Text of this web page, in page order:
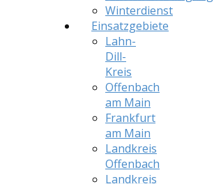
Winterdienst
Einsatzgebiete
Lahn-
Dill-
Kreis
Offenbach
am Main
Frankfurt
am Main
Landkreis
Offenbach
Landkreis